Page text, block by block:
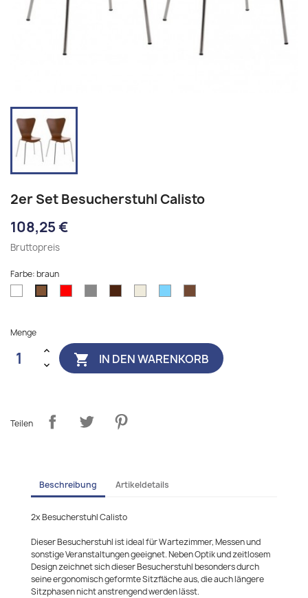
2er Set Besucherstuhl Calisto
108,25 €
Bruttopreis
Farbe: braun
braun
Menge
 IN DEN WARENKORB
Teilen
Beschreibung Artikeldetails
2x Besucherstuhl Calisto
Dieser Besucherstuhl ist ideal für Wartezimmer, Messen und
sonstige Veranstaltungen geeignet. Neben Optik und zeitlosem
Design zeichnet sich dieser Besucherstuhl besonders durch
seine ergonomisch geformte Sitzfläche aus, die auch längere
Sitzphasen nicht anstrengend werden lässt.